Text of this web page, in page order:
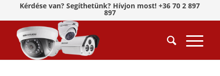
Kérdése van? Segíthetünk? Hívjon most! +36 70 2 897
897